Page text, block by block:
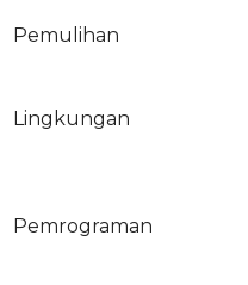
Pemulihan
Lingkungan
Pemrograman